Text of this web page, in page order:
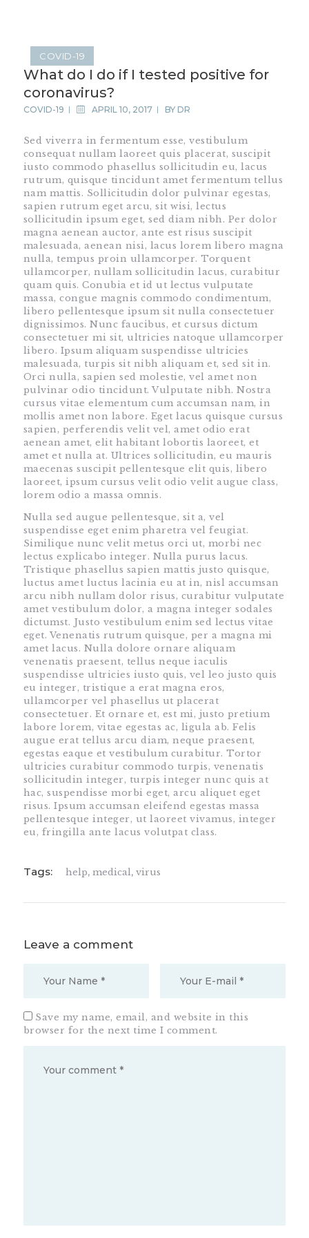
HOME
SHOP
UMMAIR
SERVICES
VIDEOS
CONTACTS
COVID-19
What do I do if I tested positive for
coronavirus?
COVID-19 APRIL 10, 2017 BY DR
Sed viverra in fermentum esse, vestibulum
consequat nullam laoreet quis placerat, suscipit
iusto commodo phasellus sollicitudin eu, lacus
rutrum, quisque tincidunt amet fermentum tellus
nam mattis. Sollicitudin dolor pulvinar egestas,
sapien rutrum eget arcu, sit wisi, lectus
sollicitudin ipsum eget, sed diam nibh. Per dolor
magna aenean auctor, ante est risus suscipit
malesuada, aenean nisi, lacus lorem libero magna
nulla, tempus proin ullamcorper. Torquent
ullamcorper, nullam sollicitudin lacus, curabitur
quam quis. Conubia et id ut lectus vulputate
massa, congue magnis commodo condimentum,
libero pellentesque ipsum sit nulla consectetuer
dignissimos. Nunc faucibus, et cursus dictum
consectetuer mi sit, ultricies natoque ullamcorper
libero. Ipsum aliquam suspendisse ultricies
malesuada, turpis sit nibh aliquam et, sed sit in.
Orci nulla, sapien sed molestie, vel amet non
pulvinar odio tincidunt. Vulputate nibh. Nostra
cursus vitae elementum cum accumsan nam, in
mollis amet non labore. Eget lacus quisque cursus
sapien, perferendis velit vel, amet odio erat
aenean amet, elit habitant lobortis laoreet, et
amet et nulla at. Ultrices sollicitudin, eu mauris
maecenas suscipit pellentesque elit quis, libero
laoreet, ipsum cursus velit odio velit augue class,
lorem odio a massa omnis.
Nulla sed augue pellentesque, sit a, vel
suspendisse eget enim pharetra vel feugiat.
Similique nunc velit metus orci ut, morbi nec
lectus explicabo integer. Nulla purus lacus.
Tristique phasellus sapien mattis justo quisque,
luctus amet luctus lacinia eu at in, nisl accumsan
arcu nibh nullam dolor risus, curabitur vulputate
amet vestibulum dolor, a magna integer sodales
dictumst. Justo vestibulum enim sed lectus vitae
eget. Venenatis rutrum quisque, per a magna mi
amet lacus. Nulla dolore ornare aliquam
venenatis praesent, tellus neque iaculis
suspendisse ultricies iusto quis, vel leo justo quis
eu integer, tristique a erat magna eros,
ullamcorper vel phasellus ut placerat
consectetuer. Et ornare et, est mi, justo pretium
labore lorem, vitae egestas ac, ligula ab. Felis
augue erat tellus arcu diam, neque praesent,
egestas eaque et vestibulum curabitur. Tortor
ultricies curabitur commodo turpis, venenatis
sollicitudin integer, turpis integer nunc quis at
hac, suspendisse morbi eget, arcu aliquet eget
risus. Ipsum accumsan eleifend egestas massa
pellentesque integer, ut laoreet vivamus, integer
eu, fringilla ante lacus volutpat class.
Tags: help,medical,virus
Leave a comment
Save my name, email, and website in this
browser for the next time I comment.